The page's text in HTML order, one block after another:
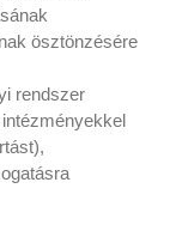
ösztönzésére
rendszer